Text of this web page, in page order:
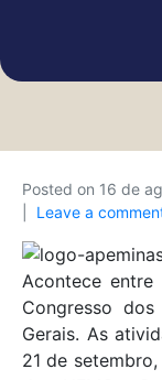
Posted on 16 de
Leave a
Acontece
Congresso
Gerais. As
21 de